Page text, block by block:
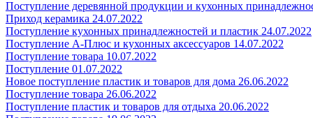
Поступление деревянной продукции и кухонных
Приход керамика 24.07.2022
Поступление кухонных принадлежностей и пластик 24.07.2022
Поступление А-Плюс и кухонных аксессуаров 14.07.2022
Поступление товара 10.07.2022
Поступление 01.07.2022
Новое поступление пластик и товаров для дома 26.06.2022
Поступление товара 26.06.2022
Поступление пластик и товаров для отдыха 20.06.2022